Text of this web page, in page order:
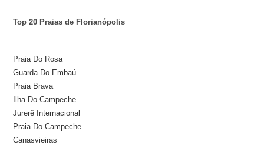
Top 20 Praias de Florianópolis
Praia Do Rosa
Guarda Do Embaú
Praia Brava
Ilha Do Campeche
Jurerê Internacional
Praia Do Campeche
Canasvieiras